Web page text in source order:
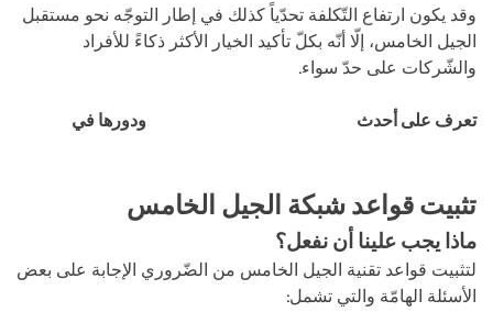
وقد يكون ارتفاع التّكلفة تحدّياً كذلك في إطار التوجّه نحو مستقبل
الجيل الخامس، إلّا أنّه بكلّ تأكيد الخيار الأكثر ذكاءً للأفراد
والشّركات على حدّ سواء.
تعرف على أحدث
ودورها في
تثبيت قواعد شبكة الجيل الخامس
ماذا يجب علينا أن نفعل؟
لتثبيت قواعد تقنية الجيل الخامس من الضّروري الإجابة على بعض
الأسئلة الهامّة والتي تشمل: